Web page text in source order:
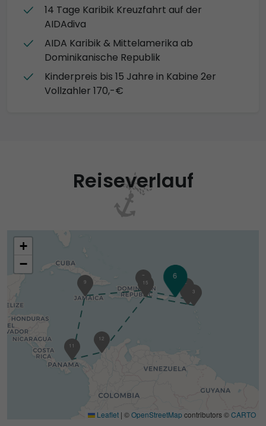
14 Tage Karibik Kreuzfahrt auf der
AIDAdiva
AIDA Karibik & Mittelamerika ab
Dominikanische Republik
Kinderpreis bis 15 Jahre in Kabine 2er
Vollzahler 170,-€
Reiseverlauf
1
3
5
6
7
9
11
12
15
+
−
Leaflet | ©OpenStreetMap contributors ©CARTO